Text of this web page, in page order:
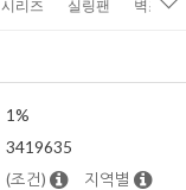
시리즈 실링팬 벽조명
1%
3419635
(조건) 지역별